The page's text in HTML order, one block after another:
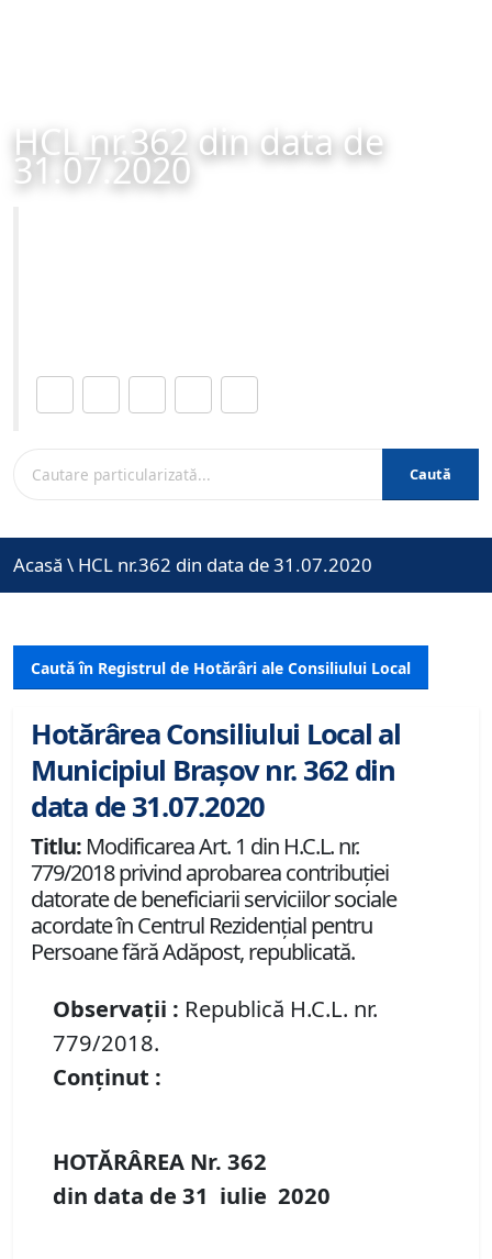
HCL nr.362 din data de
31.07.2020
Caută
Acasă \ HCL nr.362 din data de 31.07.2020
Caută în Registrul de Hotărâri ale Consiliului Local
Hotărârea Consiliului Local al
Municipiul Brașov nr. 362 din
data de 31.07.2020
Titlu: Modificarea Art. 1 din H.C.L. nr.
779/2018 privind aprobarea contribuţiei
datorate de beneficiarii serviciilor sociale
acordate în Centrul Rezidenţial pentru
Persoane fără Adăpost, republicată.
Observații : Republică H.C.L. nr.
779/2018.
Conținut :
HOTĂRÂREA Nr. 362
din data de 31 iulie 2020